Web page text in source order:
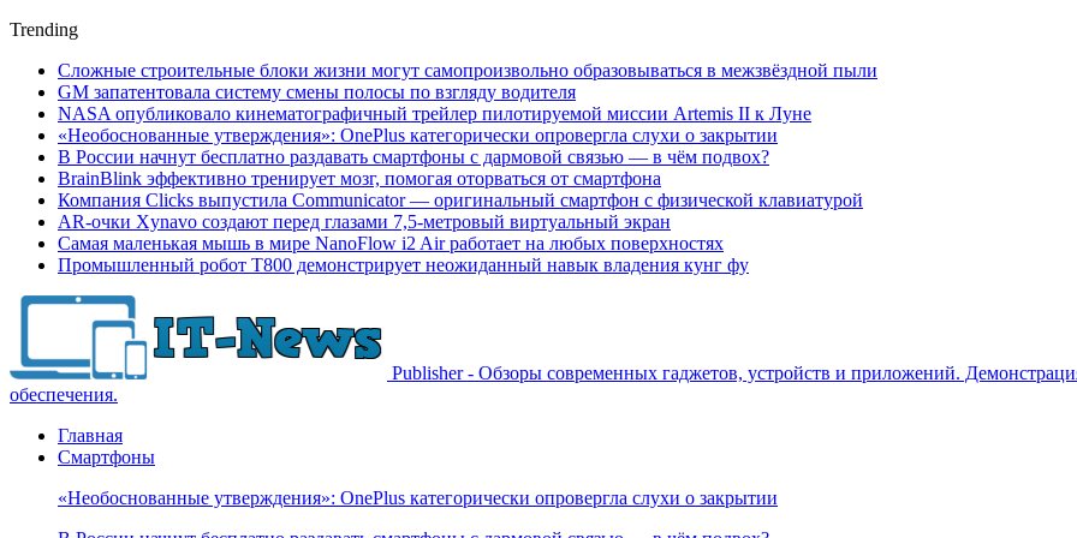
Trending
Сложные строительные блоки жизни могут самопроизвольно образовываться в межзвёздной пыли
GM запатентовала систему смены полосы по взгляду водителя
NASA опубликовало кинематографичный трейлер пилотируемой миссии Artemis II к Луне
«Необоснованные утверждения»: OnePlus категорически опровергла слухи о закрытии
В России начнут бесплатно раздавать смартфоны с дармовой связью — в чём подвох?
BrainBlink эффективно тренирует мозг, помогая оторваться от смартфона
Компания Clicks выпустила Communicator — оригинальный смартфон с физической клавиатурой
AR-очки Xynavo создают перед глазами 7,5-метровый виртуальный экран
Самая маленькая мышь в мире NanoFlow i2 Air работает на любых поверхностях
Промышленный робот Т800 демонстрирует неожиданный навык владения кунг фу
Publisher - Обзоры современных гаджетов, устройств и приложений.
обеспечения.
Главная
Смартфоны
«Необоснованные утверждения»: OnePlus категорически опровергла слухи о закрытии